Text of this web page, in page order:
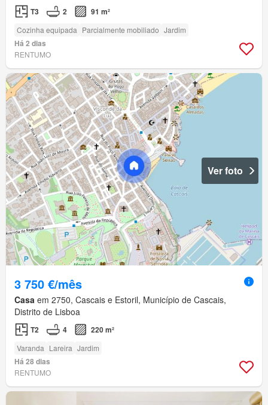
T3 2 91 m²
Cozinha equipada Parcialmente mobiliado Jardim
Há 2 dias
RENTUMO
Ver foto
3 750 €/mês
Casa em 2750, Cascais e Estoril, Município de Cascais,
Distrito de Lisboa
T2 4 220 m²
Varanda Lareira Jardim
Há 28 dias
RENTUMO